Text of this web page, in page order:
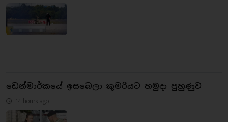
ඩෙන්මාර්කයේ ඉසබෙලා කුමරියට හමුදා පුහුණුව
14 hours ago